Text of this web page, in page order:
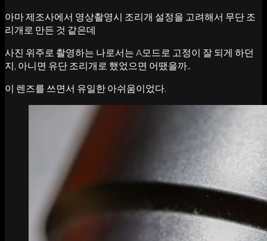
아마 제조사에서 영상촬영시 조리개 설정을 고려해서 무단 조
리개로 만든 것 같은데
사진 위주로 촬영하는 나로서는 A모드로 고정이 잘 되게 하던
지, 아니면 유단 조리개로 했었으면 어땠을까..
이 렌즈를 쓰면서 유일한 아쉬움이었다.